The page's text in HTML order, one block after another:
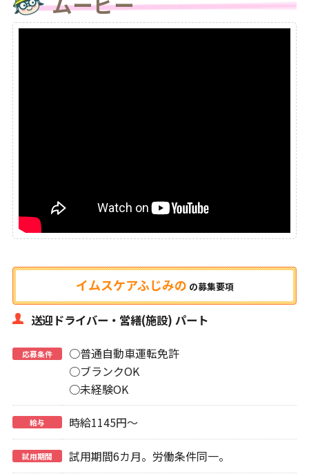
イムスケアふじみの の募集要項
送迎ドライバー・営繕(施設) パート
応募条件
○普通自動車運転免許
○ブランクOK
○未経験OK
給与 時給1145円～
試用期間 試用期間6カ月。労働条件同一。